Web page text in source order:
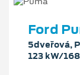
Ford
5dveřová,
123 kW/